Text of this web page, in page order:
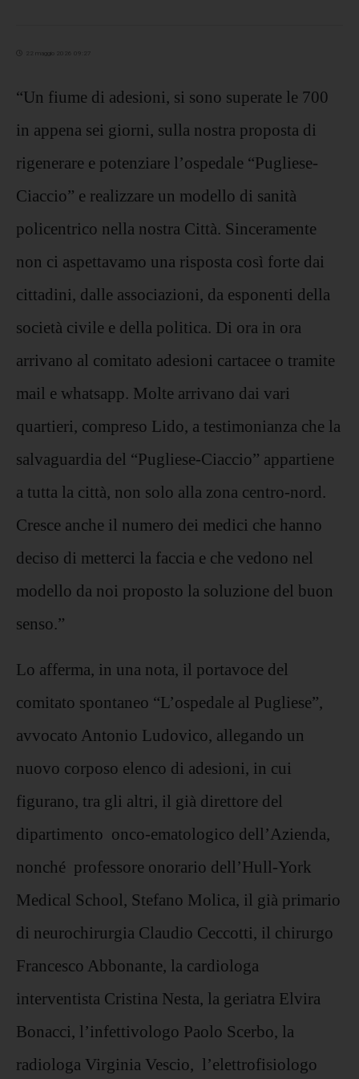
22 maggio 2026 09:27
“Un fiume di adesioni, si sono superate le 700
in appena sei giorni, sulla nostra proposta di
rigenerare e potenziare l’ospedale “Pugliese-
Ciaccio” e realizzare un modello di sanità
policentrico nella nostra Città. Sinceramente
non ci aspettavamo una risposta così forte dai
cittadini, dalle associazioni, da esponenti della
società civile e della politica. Di ora in ora
arrivano al comitato adesioni cartacee o tramite
mail e whatsapp. Molte arrivano dai vari
quartieri, compreso Lido, a testimonianza che la
salvaguardia del “Pugliese-Ciaccio” appartiene
a tutta la città, non solo alla zona centro-nord.
Cresce anche il numero dei medici che hanno
deciso di metterci la faccia e che vedono nel
modello da noi proposto la soluzione del buon
senso.”
Lo afferma, in una nota, il portavoce del
comitato spontaneo “L’ospedale al Pugliese”,
avvocato Antonio Ludovico, allegando un
nuovo corposo elenco di adesioni, in cui
figurano, tra gli altri, il già direttore del
dipartimento onco-ematologico dell’Azienda,
nonché professore onorario dell’Hull-York
Medical School, Stefano Molica, il già primario
di neurochirurgia Claudio Ceccotti, il chirurgo
Francesco Abbonante, la cardiologa
interventista Cristina Nesta, la geriatra Elvira
Bonacci, l’infettivologo Paolo Scerbo, la
radiologa Virginia Vescio, l’elettrofisiologo